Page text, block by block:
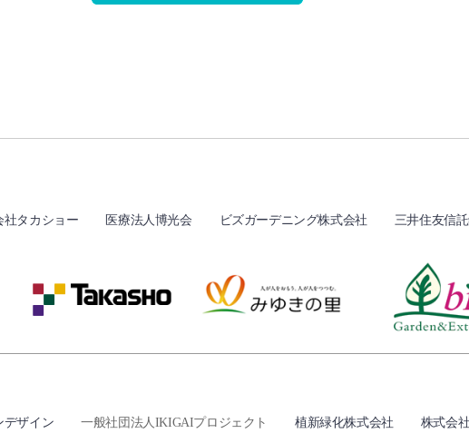
社タカショー 医療法人博光会 ビズガーデニング株式会社 三井住友信
デザイン 一般社団法人IKIGAIプロジェクト 植新緑化株式会社 株式会